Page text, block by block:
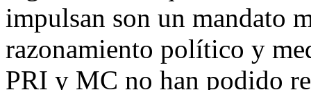
impulsan son un mandato
razonamiento político y
PRI y MC no han podido